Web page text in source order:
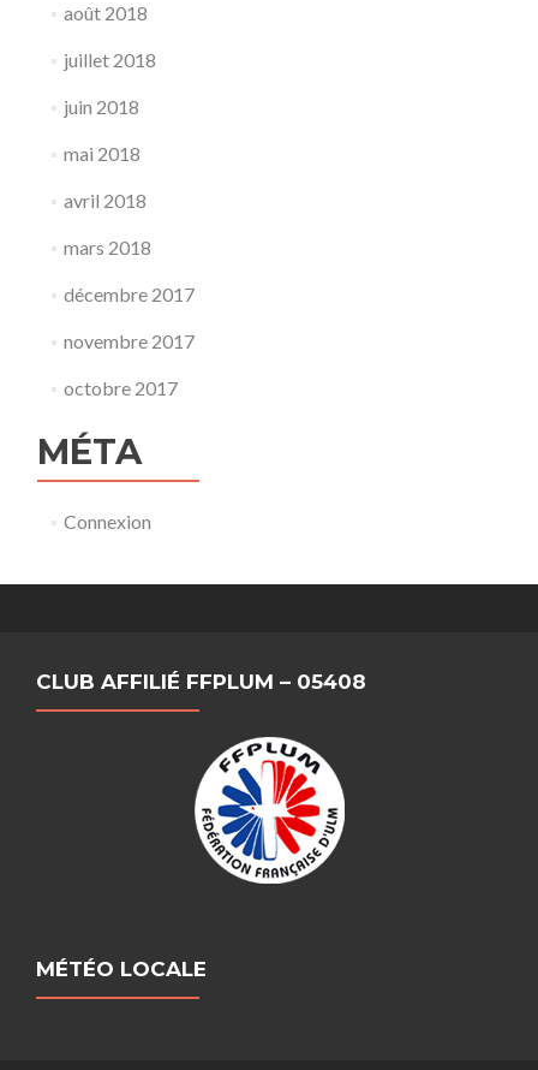
août 2018
juillet 2018
juin 2018
mai 2018
avril 2018
mars 2018
décembre 2017
novembre 2017
octobre 2017
MÉTA
Connexion
CLUB AFFILIÉ FFPLUM – 05408
MÉTÉO LOCALE